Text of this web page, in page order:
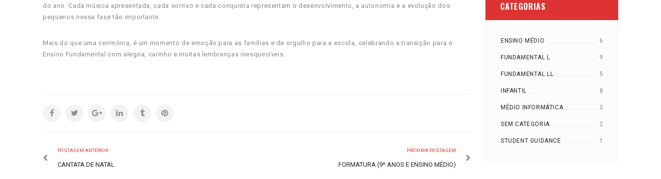
do ano. Cada música apresentada, cada sorriso e cada conquista representam o desenvolvimento, a autonomia e a evolução dos
pequenos nessa fase tão importante.
Mais do que uma cerimônia, é um momento de emoção para as famílias e de orgulho para a escola, celebrando a transição para o
Ensino Fundamental com alegria, carinho e muitas lembranças inesquecíveis.
POSTAGEM ANTERIOR
CANTATA DE NATAL
PRÓXIMA POSTAGEM
FORMATURA (9º ANOS E ENSINO MÉDIO)
CATEGORIAS
ENSINO MÉDIO 6
FUNDAMENTAL L 9
FUNDAMENTAL LL 5
INFANTIL 8
MÉDIO INFORMÁTICA 3
SEM CATEGORIA 2
STUDENT GUIDANCE 1